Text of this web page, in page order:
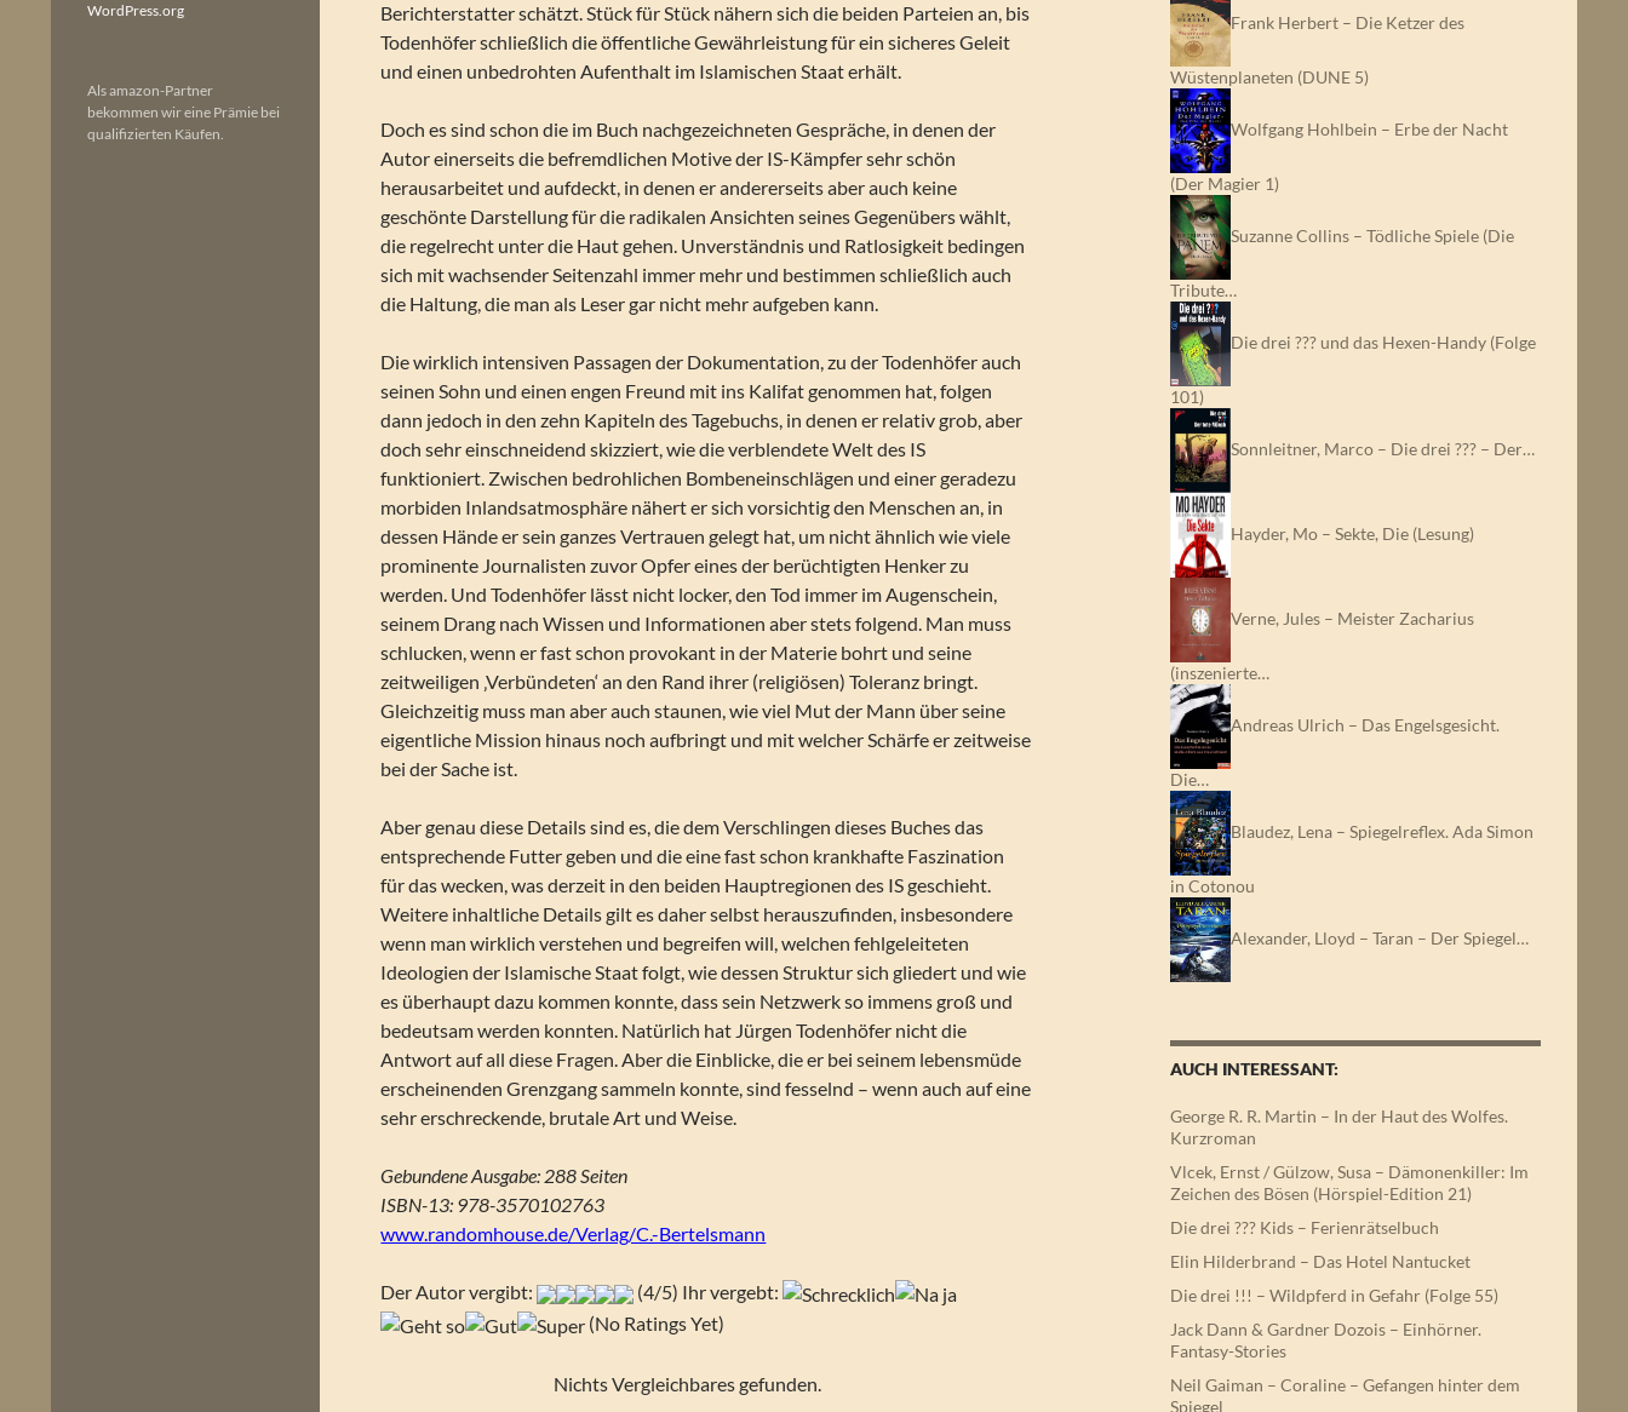
Berichterstatter schätzt. Stück für Stück nähern sich die beiden Parteien an, bis
Todenhöfer schließlich die öffentliche Gewährleistung für ein sicheres Geleit
und einen unbedrohten Aufenthalt im Islamischen Staat erhält.
Doch es sind schon die im Buch nachgezeichneten Gespräche, in denen der
Autor einerseits die befremdlichen Motive der IS-Kämpfer sehr schön
herausarbeitet und aufdeckt, in denen er andererseits aber auch keine
geschönte Darstellung für die radikalen Ansichten seines Gegenübers wählt,
die regelrecht unter die Haut gehen. Unverständnis und Ratlosigkeit bedingen
sich mit wachsender Seitenzahl immer mehr und bestimmen schließlich auch
die Haltung, die man als Leser gar nicht mehr aufgeben kann.
Die wirklich intensiven Passagen der Dokumentation, zu der Todenhöfer auch
seinen Sohn und einen engen Freund mit ins Kalifat genommen hat, folgen
dann jedoch in den zehn Kapiteln des Tagebuchs, in denen er relativ grob, aber
doch sehr einschneidend skizziert, wie die verblendete Welt des IS
funktioniert. Zwischen bedrohlichen Bombeneinschlägen und einer geradezu
morbiden Inlandsatmosphäre nähert er sich vorsichtig den Menschen an, in
dessen Hände er sein ganzes Vertrauen gelegt hat, um nicht ähnlich wie viele
prominente Journalisten zuvor Opfer eines der berüchtigten Henker zu
werden. Und Todenhöfer lässt nicht locker, den Tod immer im Augenschein,
seinem Drang nach Wissen und Informationen aber stets folgend. Man muss
schlucken, wenn er fast schon provokant in der Materie bohrt und seine
zeitweiligen ‚Verbündeten‘ an den Rand ihrer (religiösen) Toleranz bringt.
Gleichzeitig muss man aber auch staunen, wie viel Mut der Mann über seine
eigentliche Mission hinaus noch aufbringt und mit welcher Schärfe er zeitweise
bei der Sache ist.
Aber genau diese Details sind es, die dem Verschlingen dieses Buches das
entsprechende Futter geben und die eine fast schon krankhafte Faszination
für das wecken, was derzeit in den beiden Hauptregionen des IS geschieht.
Weitere inhaltliche Details gilt es daher selbst herauszufinden, insbesondere
wenn man wirklich verstehen und begreifen will, welchen fehlgeleiteten
Ideologien der Islamische Staat folgt, wie dessen Struktur sich gliedert und wie
es überhaupt dazu kommen konnte, dass sein Netzwerk so immens groß und
bedeutsam werden konnten. Natürlich hat Jürgen Todenhöfer nicht die
Antwort auf all diese Fragen. Aber die Einblicke, die er bei seinem lebensmüde
erscheinenden Grenzgang sammeln konnte, sind fesselnd – wenn auch auf eine
sehr erschreckende, brutale Art und Weise.
Gebundene Ausgabe: 288 Seiten
ISBN-13: 978-3570102763
www.randomhouse.de/Verlag/C.-Bertelsmann
Der Autor vergibt:
(4/5) Ihr vergebt:
(No Ratings Yet)
Nichts Vergleichbares gefunden.
Frank Herbert – Die Ketzer des
Wüstenplaneten (DUNE 5)
Wolfgang Hohlbein – Erbe der Nacht
(Der Magier 1)
Suzanne Collins – Tödliche Spiele (Die
Tribute…
Die drei ??? und das Hexen-Handy (Folge
101)
Sonnleitner, Marco – Die drei ??? – Der…
Hayder, Mo – Sekte, Die (Lesung)
Verne, Jules – Meister Zacharius
(inszenierte…
Andreas Ulrich – Das Engelsgesicht.
Die…
Blaudez, Lena – Spiegelreflex. Ada Simon
in Cotonou
Alexander, Lloyd – Taran – Der Spiegel…
AUCH INTERESSANT:
George R. R. Martin – In der Haut des Wolfes.
Kurzroman
Vlcek, Ernst / Gülzow, Susa – Dämonenkiller: Im
Zeichen des Bösen (Hörspiel-Edition 21)
Die drei ??? Kids – Ferienrätselbuch
Elin Hilderbrand – Das Hotel Nantucket
Die drei !!! – Wildpferd in Gefahr (Folge 55)
Jack Dann & Gardner Dozois – Einhörner.
Fantasy-Stories
Neil Gaiman – Coraline – Gefangen hinter dem
Spiegel
WordPress.org
Als amazon-Partner
bekommen wir eine Prämie bei
qualifizierten Käufen.